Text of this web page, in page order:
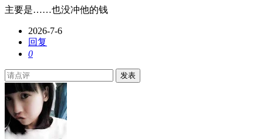
主要是……也没冲他的钱
2026-7-6
回复
0
发表